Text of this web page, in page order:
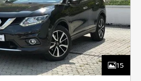
15